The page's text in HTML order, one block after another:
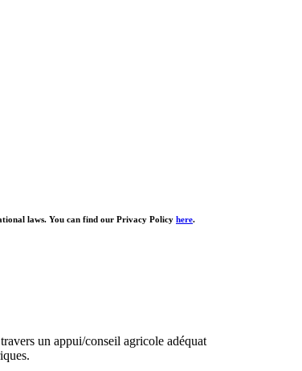
laws. You can find our Privacy Policy here.
un appui/conseil agricole adéquat